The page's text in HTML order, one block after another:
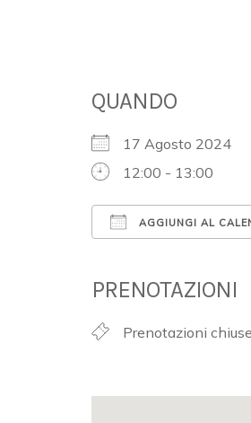
QUANDO
17 Agosto 2024
12:00 - 13:00
AGGIUNGI AL
PRENOTAZIONI
Prenotazioni chiuse